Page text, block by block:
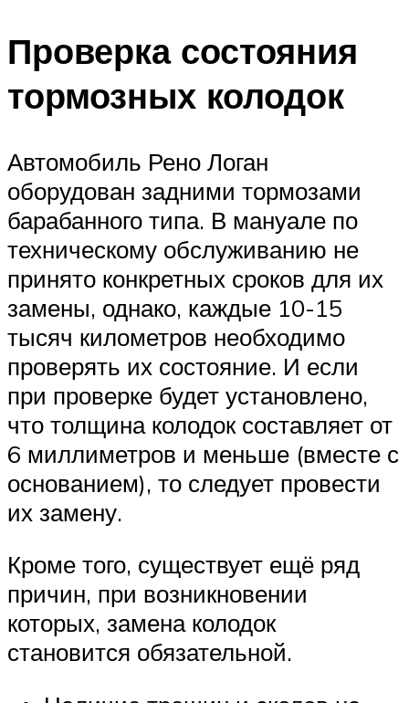
Проверка состояния
тормозных колодок
Автомобиль Рено Логан
оборудован задними тормозами
барабанного типа. В мануале по
техническому обслуживанию не
принято конкретных сроков для их
замены, однако, каждые 10-15
тысяч километров необходимо
проверять их состояние. И если
при проверке будет установлено,
что толщина колодок составляет от
6 миллиметров и меньше (вместе с
основанием), то следует провести
их замену.
Кроме того, существует ещё ряд
причин, при возникновении
которых, замена колодок
становится обязательной.